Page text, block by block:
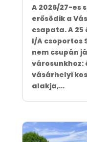
A 2026/27-es
erősödik a
csapata. A 25
I/A csoportos
nem csupán
városunkhoz:
vásárhelyi
alakja,...